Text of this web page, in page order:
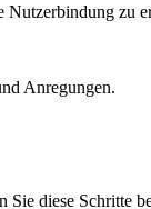
Nutzerbindung zu
Anregungen.
diese